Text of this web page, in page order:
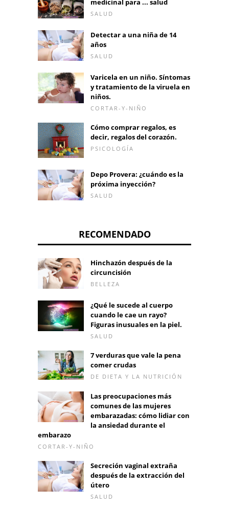
medicinal para ... salud
SALUD
Detectar a una niña de 14
años
SALUD
Varicela en un niño. Síntomas
y tratamiento de la viruela en
niños.
CORTAR-Y-NIÑO
Cómo comprar regalos, es
decir, regalos del corazón.
PSICOLOGÍA
Depo Provera: ¿cuándo es la
próxima inyección?
SALUD
RECOMENDADO
Hinchazón después de la
circuncisión
BELLEZA
¿Qué le sucede al cuerpo
cuando le cae un rayo?
Figuras inusuales en la piel.
SALUD
7 verduras que vale la pena
comer crudas
DE DIETA Y LA NUTRICIÓN
Las preocupaciones más
comunes de las mujeres
embarazadas: cómo lidiar con
la ansiedad durante el
embarazo
CORTAR-Y-NIÑO
Secreción vaginal extraña
después de la extracción del
útero
SALUD